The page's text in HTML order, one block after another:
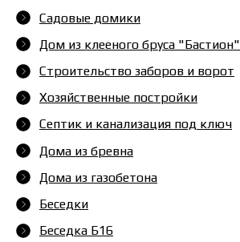
Садовые домики
Дом из клееного бруса "Бастион"
Строительство заборов и ворот
Хозяйственные постройки
Септик и канализация под ключ
Дома из бревна
Дома из газобетона
Беседки
Беседка Б16